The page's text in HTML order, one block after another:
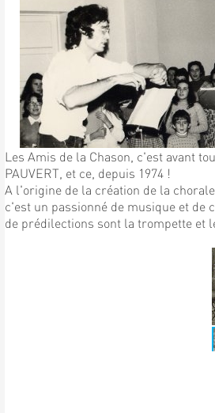
Les Amis de la Chason, c'est avant
PAUVERT, et ce, depuis 1974 !
A l'origine de la création de la
c'est un passionné de musique et de
de prédilections sont la trompette et